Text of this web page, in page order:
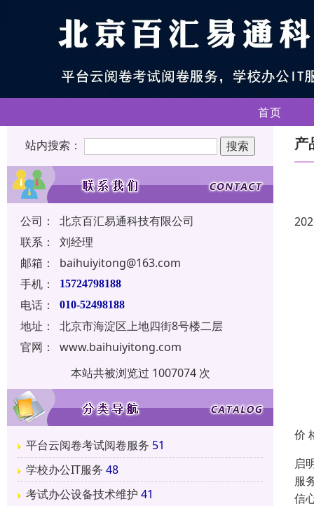
首页
站内搜索：
公司：
北京百汇易通科技有限公司
联系：
刘经理
邮箱：
baihuiyitong@163.com
手机：
15724798188
电话： 010-52498188
地址：
北京市海淀区上地四街8号楼二层
官网：
www.baihuiyitong.com
本站共被浏览过 1007074 次
平台云阅卷考试阅卷服务 51
学校办公IT服务 48
考试办公设备技术维护 41
产
价
启
服
信